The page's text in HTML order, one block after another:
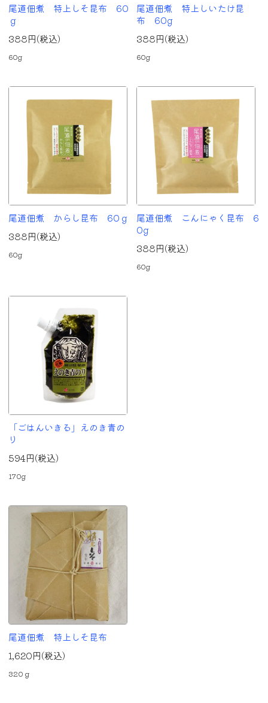
尾道佃煮 特上しそ昆布 60
ｇ
388円(税込)
60g
尾道佃煮 特上しいたけ昆
布 60g
388円(税込)
60g
尾道佃煮 からし昆布 60ｇ
388円(税込)
60g
尾道佃煮 こんにゃく昆布 6
0g
388円(税込)
60g
「ごはんいきる」えのき青の
り
594円(税込)
170g
尾道佃煮 特上しそ昆布
1,620円(税込)
320ｇ